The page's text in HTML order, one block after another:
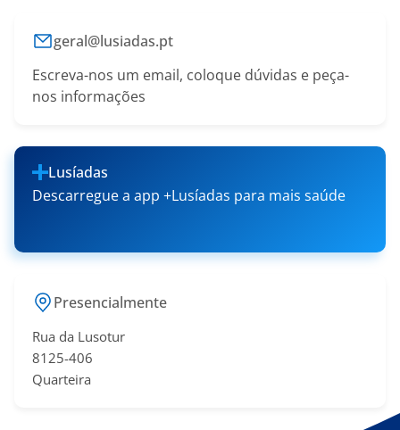
geral@lusiadas.pt
Escreva-nos um email, coloque dúvidas e peça-
nos informações
Lusíadas
Descarregue a app +Lusíadas para mais saúde
Presencialmente
Rua da Lusotur
8125-406
Quarteira